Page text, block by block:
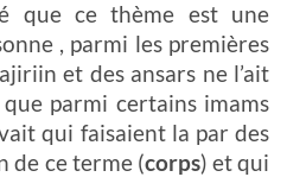
que ce thème est une
, parmi les premières
et des ansars ne l’ait
parmi certains imams
qui faisaient la par des
de ce terme (corps) et qui